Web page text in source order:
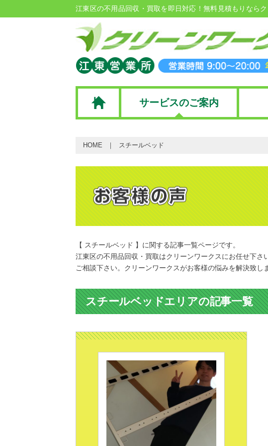
江東区の不用品回収・買取を即日対応！無料見積もりならク
サービスのご案内
HOME スチールベッド
【 スチールベッド 】に関する記事一覧ページです。
江東区の不用品回収・買取はクリーンワークスにお任せ下
ご相談下さい。クリーンワークスがお客様の悩みを解決致し
スチールベッドエリアの記事一覧